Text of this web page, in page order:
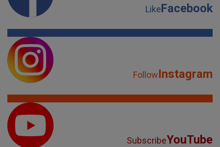
LikeFacebook
FollowInstagram
SubscribeYouTube